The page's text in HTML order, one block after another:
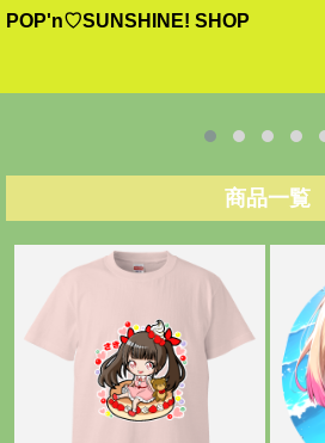
POP'n♡SUNSHINE! SHOP
商品一覧